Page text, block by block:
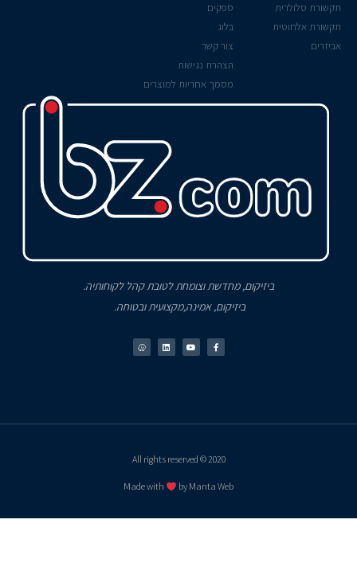
תקשורת סלולרית
תקשורת אלחוטית
אביזרים
ספקים
בלוג
צור קשר
הצהרת נגישות
מסמך אחריות למוצרים
ביזיקום, מחדשת וצומחת לטובת קהל לקוחותיה.
ביזיקום, אמינה,מקצועית ובטוחה.
2020 © All rights reserved
Made with by Manta Web